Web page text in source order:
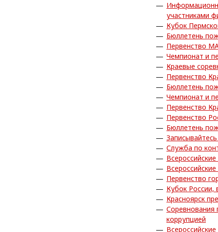
участниками
Кубок
Бюллетень
Первенство
Чемпионат и
Краевые
Первенство
Бюллетень
Чемпионат и
Первенство
Первенство
Бюллетень
Служба по
Первенство
Кубок России,
Красноярск
Соревнования
коррупцией